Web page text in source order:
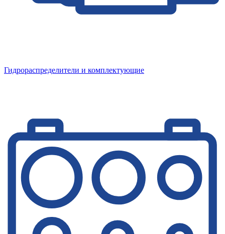
Гидрораспределители и комплектующие